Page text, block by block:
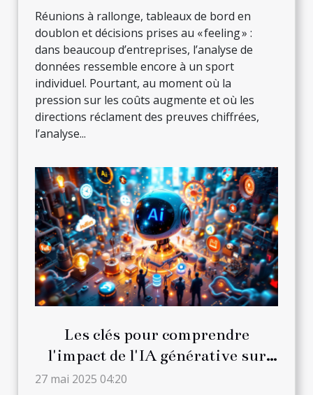
Réunions à rallonge, tableaux de bord en
doublon et décisions prises au « feeling » :
dans beaucoup d’entreprises, l’analyse de
données ressemble encore à un sport
individuel. Pourtant, au moment où la
pression sur les coûts augmente et où les
directions réclament des preuves chiffrées,
l’analyse...
Les clés pour comprendre
l'impact de l'IA générative sur
divers secteurs
27 mai 2025 04:20